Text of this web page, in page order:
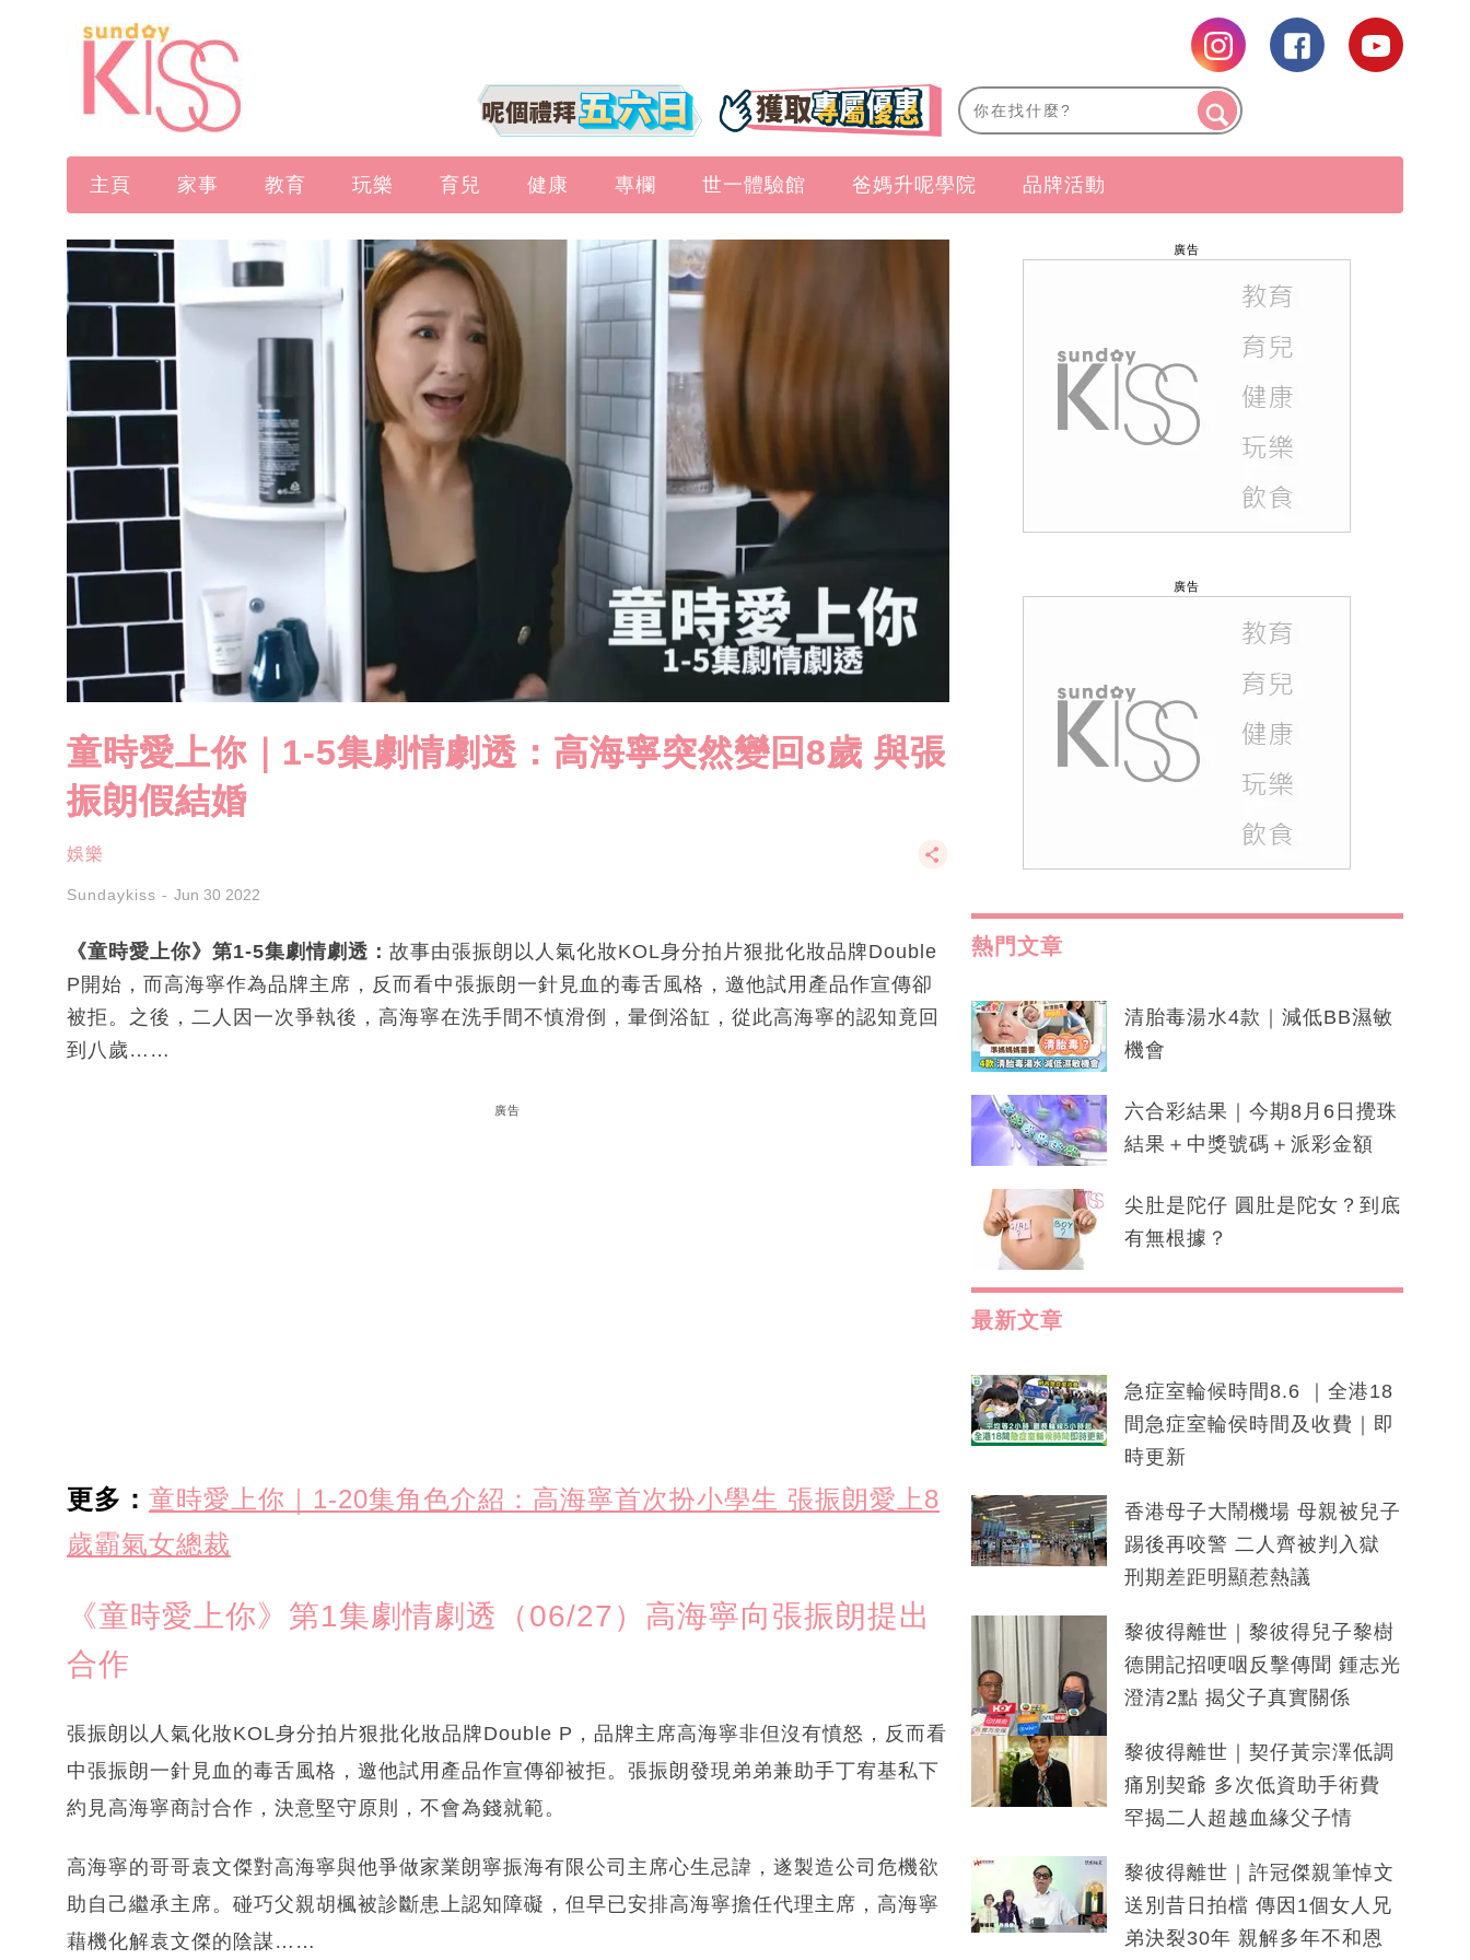
主頁 家事 教育 玩樂 育兒 健康 專欄 世一體驗館 爸媽升呢學院 品牌活動
童時愛上你｜1-5集劇情劇透：高海寧突然變回8歲 與張
振朗假結婚
娛樂
Sundaykiss Jun 30 2022
《童時愛上你》第1-5集劇情劇透： 故事由張振朗以人氣化妝KOL身分拍片狠批化妝品牌Double
P開始，而高海寧作為品牌主席，反而看中張振朗一針見血的毒舌風格，邀他試用產品作宣傳卻
被拒。之後，二人因一次爭執後，高海寧在洗手間不慎滑倒，暈倒浴缸，從此高海寧的認知竟回
到八歲……
廣告
更多： 童時愛上你｜1-20集角色介紹：高海寧首次扮小學生 張振朗愛上8
歲霸氣女總裁
《童時愛上你》第1集劇情劇透（06/27）高海寧向張振朗提出
合作
張振朗以人氣化妝KOL身分拍片狠批化妝品牌Double P，品牌主席高海寧非但沒有憤怒，反而看
中張振朗一針見血的毒舌風格，邀他試用產品作宣傳卻被拒。張振朗發現弟弟兼助手丁宥基私下
約見高海寧商討合作，決意堅守原則，不會為錢就範。
高海寧的哥哥袁文傑對高海寧與他爭做家業朗寧振海有限公司主席心生忌諱，遂製造公司危機欲
助自己繼承主席。碰巧父親胡楓被診斷患上認知障礙，但早已安排高海寧擔任代理主席，高海寧
藉機化解袁文傑的陰謀……
廣告
廣告
熱門文章
清胎毒湯水4款｜減低BB濕敏
機會
六合彩結果｜今期8月6日攪珠
結果＋中獎號碼＋派彩金額
尖肚是陀仔 圓肚是陀女？到底
有無根據？
最新文章
急症室輪候時間8.6 ｜全港18
間急症室輪侯時間及收費｜即
時更新
香港母子大鬧機場 母親被兒子
踢後再咬警 二人齊被判入獄
刑期差距明顯惹熱議
黎彼得離世｜黎彼得兒子黎樹
德開記招哽咽反擊傳聞 鍾志光
澄清2點 揭父子真實關係
黎彼得離世｜契仔黃宗澤低調
痛別契爺 多次低資助手術費
罕揭二人超越血緣父子情
黎彼得離世｜許冠傑親筆悼文
送別昔日拍檔 傳因1個女人兄
弟決裂30年 親解多年不和恩